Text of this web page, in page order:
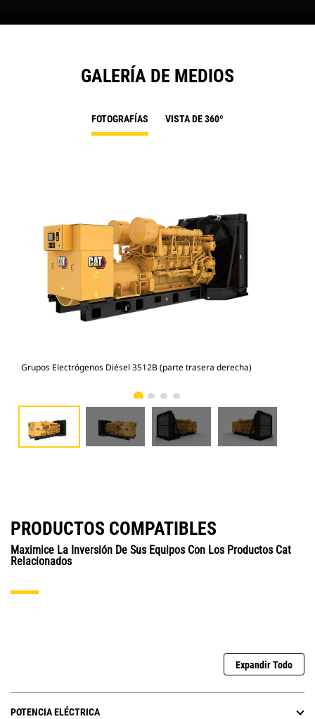
GALERÍA DE MEDIOS
FOTOGRAFÍAS VISTA DE 360º
Grupos Electrógenos Diésel 3512B (parte trasera derecha)
PRODUCTOS COMPATIBLES
Maximice La Inversión De Sus Equipos Con Los Productos Cat
Relacionados
Expandir Todo
POTENCIA ELÉCTRICA